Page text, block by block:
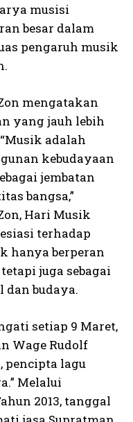
musisi
besar dalam
pengaruh musik
mengatakan
yang jauh lebih
adalah
kebudayaan
jembatan
bangsa,”
Hari Musik
terhadap
hanya berperan
juga sebagai
dan budaya.
setiap 9 Maret,
Wage Rudolf
pencipta lagu
Melalui
2013, tanggal